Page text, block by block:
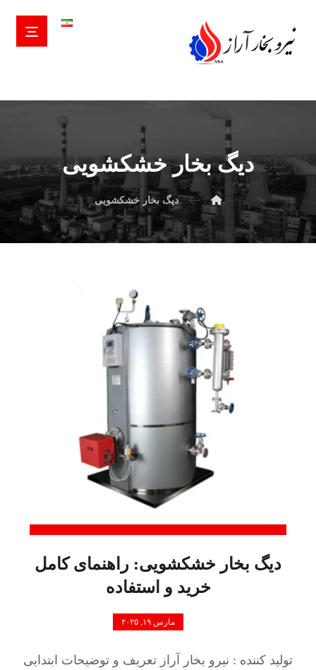
دیگ بخار خشکشویی
دیگ بخار خشکشویی
دیگ بخار خشکشویی: راهنمای کامل
خرید و استفاده
مارس ۱۹, ۲۰۲۵
تولید کننده : نیرو بخار آراز تعریف و توضیحات ابتدایی